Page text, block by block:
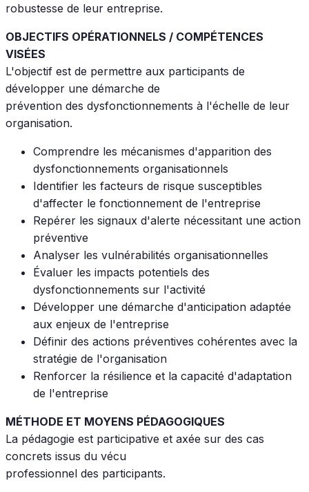
robustesse de leur entreprise.
OBJECTIFS OPÉRATIONNELS / COMPÉTENCES
VISÉES
L'objectif est de permettre aux participants de
développer une démarche de
prévention des dysfonctionnements à l'échelle de leur
organisation.
Comprendre les mécanismes d'apparition des
dysfonctionnements organisationnels
Identifier les facteurs de risque susceptibles
d'affecter le fonctionnement de l'entreprise
Repérer les signaux d'alerte nécessitant une action
préventive
Analyser les vulnérabilités organisationnelles
Évaluer les impacts potentiels des
dysfonctionnements sur l'activité
Développer une démarche d'anticipation adaptée
aux enjeux de l'entreprise
Définir des actions préventives cohérentes avec la
stratégie de l'organisation
Renforcer la résilience et la capacité d'adaptation
de l'entreprise
MÉTHODE ET MOYENS PÉDAGOGIQUES
La pédagogie est participative et axée sur des cas
concrets issus du vécu
professionnel des participants.